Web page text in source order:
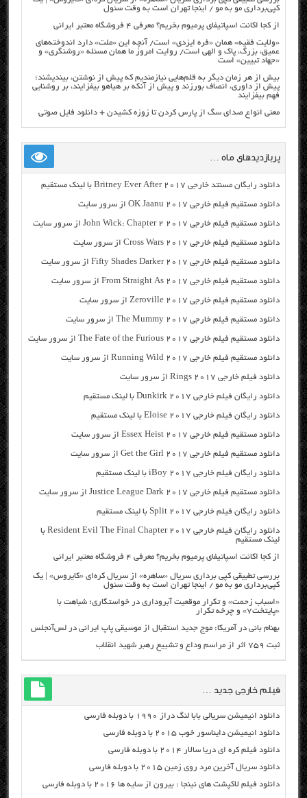
کپی‌برداری مو به مو / اینجا تهران است به وقت سئول
از کجا اکانت اسپاتیفای پرمیوم بخریم؟ معرفی ۴ فروشگاه معتبر ایرانی
«ولایت فقیه» همان «فره ایزدی» است/ آنچه این «ملت» دارد اندوخته‌های
عمیق، بزرگ، پاک و الهی است/ روایت امروز ما همان مسئله «روشنگری» و
«جهاد تبیین» است
بیش از هر زمان دیگر به قلم‌هایی نیازمندیم که پیش از نوشتن، بیندیشند؛
پیش از داوری، انصاف بورزند و پیش از آنکه بر هیاهو بیفزایند، بر روشنایی
فهم بیفزایند
معنی انواع صدای سگ از پارس کردن تا زوزه کشیدن + دانلود فایل صوتی
پربازدیدهای ماه …
دانلود رایگان مسنتد خارجی Britney Ever After 2017 با لینک مستقیم
دانلود مستقیم فیلم خارجی OK Jaanu 2017 از سرور سایت
دانلود مستقیم فیلم خارجی John Wick: Chapter 2 2017 از سرور سایت
دانلود مستقیم فیلم خارجی Cross Wars 2017 از سرور سایت
دانلود مستقیم فیلم خارجی Fifty Shades Darker 2017 از سرور سایت
دانلود مستقیم فیلم خارجی From Straight As 2017 از سرور سایت
دانلود مستقیم فیلم خارجی Zeroville 2017 از سرور سایت
دانلود مستقیم فیلم خارجی The Mummy 2017 از سرور سایت
دانلود مستقیم فیلم خارجی The Fate of the Furious 2017 از سرور سایت
دانلود مستقیم فیلم خارجی Running Wild 2017 از سرور سایت
دانلود فیلم خارجی Rings 2017 از سرور سایت
دانلود رایگان فیلم خارجی Dunkirk 2017 با لینک مستقیم
دانلود رایگان فیلم خارجی Eloise 2017 با لینک مستقیم
دانلود مستقیم فیلم خارجی Essex Heist 2017 از سرور سایت
دانلود مستقیم فیلم خارجی Get the Girl 2017 از سرور سایت
دانلود رایگان فیلم خارجی iBoy 2017 با لینک مستقیم
دانلود مستقیم فیلم خارجی Justice League Dark 2017 از سرور سایت
دانلود رایگان فیلم خارجی Split 2017 با لینک مستقیم
دانلود رایگان فیلم خارجی Resident Evil The Final Chapter 2017 با
لینک مستقیم
از کجا اکانت اسپاتیفای پرمیوم بخریم؟ معرفی ۴ فروشگاه معتبر ایرانی
بررسی تطبیقی کپی برداری سریال «ساهره» از سریال کره‌ای «کایروس» | یک
کپی‌برداری مو به مو / اینجا تهران است به وقت سئول
«اسباب زحمت» و تکرار موقعیت آبروداری در خواستگاری؛ شباهت با
«پایتخت۷» و چرخه تکرار
بهنام بانی در آمریکا: موج جدید استقبال از موسیقی پاپ ایرانی در لس‌آنجلس
ثبت ۷۵۹ اثر از مراسم وداع و تشییع رهبر شهید انقلاب
فیلم خارجی جدید …
دانلود انیمیشن سریالی بابا لنگ دراز ۱۹۹۰ با دوبله فارسی
دانلود انیمیشن دایناسور خوب ۲۰۱۵ با دوبله فارسی
دانلود فیلم کره ای دریا سالار ۲۰۱۴ با دوبله فارسی
دانلود سریال آخرین مرد روی زمین ۲۰۱۵ با دوبله فارسی
دانلود فیلم لاکپشت های نینجا : بیرون از سایه ها ۲۰۱۶ با دوبله فارسی